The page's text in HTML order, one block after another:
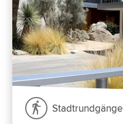
Stadtrundgänge